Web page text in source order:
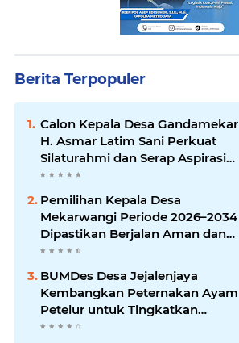
Berita Terpopuler
Calon Kepala Desa Gandamekar
H. Asmar Latim Sani Perkuat
Silaturahmi dan Serap Aspirasi
Warga Demi Kemajuan Desa
Pemilihan Kepala Desa
Mekarwangi Periode 2026–2034
Dipastikan Berjalan Aman dan
Kondusif, H. Subur Rusnadi Siap
Lanjutkan Pengabdian
BUMDes Desa Jejalenjaya
Kembangkan Peternakan Ayam
Petelur untuk Tingkatkan
Ketahanan Pangan Warga